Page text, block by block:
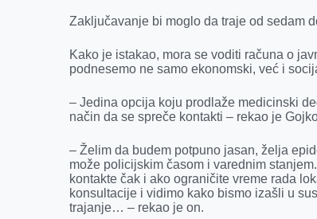
Zaključavanje bi moglo da traje od sedam
Kako je istakao, mora se voditi računa o
podnesemo ne samo ekonomski, već i
– Jedina opcija koju prodlaže medicinski
način da se spreče kontakti – rekao je
– Želim da budem potpuno jasan, želja
može policijskim časom i varednim
kontakte čak i ako ograničite vreme rada
konsultacije i vidimo kako bismo izašli u
trajanje… – rekao je on.